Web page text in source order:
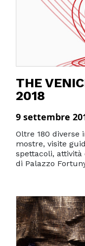
THE
2018
9 settembre
Oltre 180 diverse
mostre, visite
spettacoli,
di Palazzo